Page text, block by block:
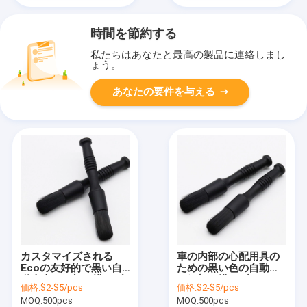
時間を節約する
私たちはあなたと最高の製品に連絡しまし
ょう。
あなたの要件を与える
カスタマイズされる
Ecoの友好的で黒い自
ラシ
価格:$2-$5/pcs
MOQ:500pcs
車の内部の心配用具の
ための黒い色の自動車
ナイロン毛
価格:$2-$5/pcs
MOQ:500pcs